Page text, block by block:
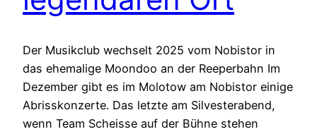
Der Musikclub wechselt 2025 vom Nobistor in
das ehemalige Moondoo an der Reeperbahn Im
Dezember gibt es im Molotow am Nobistor einige
Abrisskonzerte. Das letzte am Silvesterabend,
wenn Team Scheisse auf der Bühne stehen